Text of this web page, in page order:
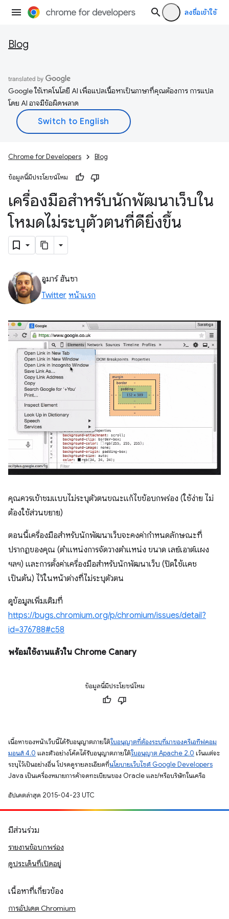
ลงชื่อเข้าใช้
Blog
Google ใช้เทคโนโลยี AI เพื่อแปลเนื้อหาเป็นภาษาที่คุณต้องการ การแปล
โดย AI อาจมีข้อผิดพลาด
Chrome for Developers Blog
ข้อมูลนี้มีประโยชน์ไหม
เครื่องมือสำหรับนักพัฒนาเว็บใน
โหมดไม่ระบุตัวตนที่ดียิ่งขึ้น
อูมาร์ ฮันซา
Twitter หน้าแรก
คุณควรเข้าชมแบบไม่ระบุตัวตนขณะแก้ไขข้อบกพร่อง (ใช้ง่าย ไม่
ต้องใช้ส่วนขยาย)
ตอนนี้เครื่องมือสำหรับนักพัฒนาเว็บจะคงค่ากำหนดลักษณะที่
ปรากฏของคุณ (ตำแหน่งการจัดวางตำแหน่ง ขนาด เลย์เอาต์แผง
ฯลฯ) และการตั้งค่าเครื่องมือสำหรับนักพัฒนาเว็บ (ปิดใช้แคช
เป็นต้น) ไว้ในหน้าต่างที่ไม่ระบุตัวตน
ดูข้อมูลเพิ่มเติมที่
https://bugs.chromium.org/p/chromium/issues/detail?
id=376788#c58
พร้อมใช้งานแล้วใน Chrome Canary
ข้อมูลนี้มีประโยชน์ไหม
เนื้อหาของหน้าเว็บนี้ได้รับอนุญาตภายใต้ใบอนุญาตที่ต้องระบุที่มาของครีเอทีฟคอม
มอนส์ 4.0 และตัวอย่างโค้ดได้รับอนุญาตภายใต้ใบอนุญาต Apache 2.0 เว้นแต่จะ
ระบุไว้เป็นอย่างอื่น โปรดดูรายละเอียดที่นโยบายเว็บไซต์ Google Developers
Java เป็นเครื่องหมายการค้าจดทะเบียนของ Oracle และ/หรือบริษัทในเครือ
อัปเดตล่าสุด 2015-04-23 UTC
มีส่วนร่วม
รายงานข้อบกพร่อง
ดูประเด็นที่เปิดอยู่
เนื้อหาที่เกี่ยวข้อง
การอัปเดต Chromium